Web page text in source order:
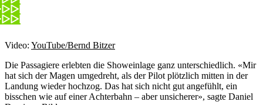
Video: YouTube/Bernd Bitzer
Die Passagiere erlebten die Showeinlage ganz unterschiedlich. «Mir
hat sich der Magen um­ge­dreht, als der Pilot plötzlich mitten in der
Landung wieder hochzog. Das hat sich nicht gut angefühlt, ein
bisschen wie auf einer Achterbahn – aber unsicherer», sagte Daniel